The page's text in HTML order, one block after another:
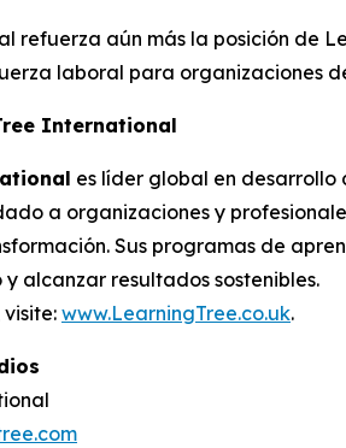
refuerza aún más la posición de
laboral para organizaciones
International
es líder global en
a organizaciones y
Sus programas de
alcanzar resultados sostenibles.
www.LearningTree.co.uk.